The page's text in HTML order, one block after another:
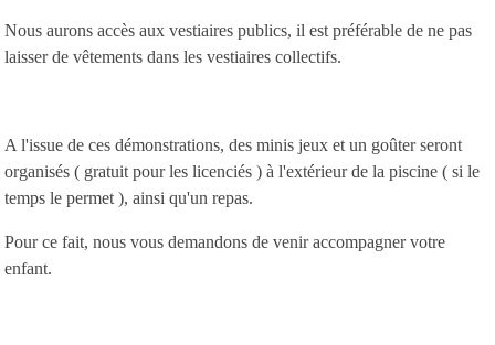
Nous aurons accès aux vestiaires publics, il est préférable de ne pas
laisser de vêtements dans les vestiaires collectifs.
A l'issue de ces démonstrations, des minis jeux et un goûter seront
organisés ( gratuit pour les licenciés ) à l'extérieur de la piscine ( si le
temps le permet ), ainsi qu'un repas.
Pour ce fait, nous vous demandons de venir accompagner votre
enfant.